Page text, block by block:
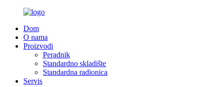
Dom
O nama
Proizvodi
Peradnik
Standardno skladište
Standardna radionica
Servis